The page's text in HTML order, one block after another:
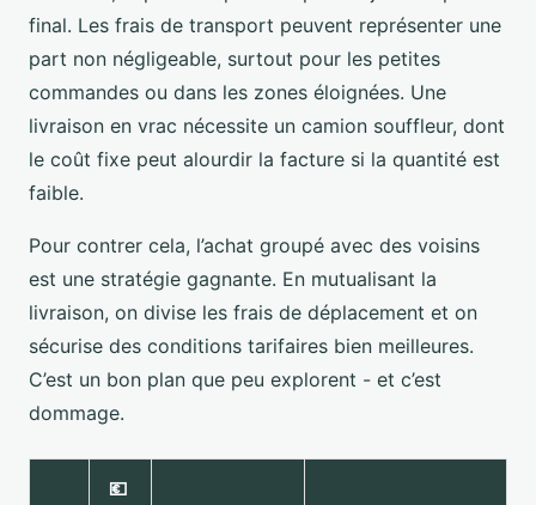
final. Les frais de transport peuvent représenter une
part non négligeable, surtout pour les petites
commandes ou dans les zones éloignées. Une
livraison en vrac nécessite un camion souffleur, dont
le coût fixe peut alourdir la facture si la quantité est
faible.
Pour contrer cela, l’achat groupé avec des voisins
est une stratégie gagnante. En mutualisant la
livraison, on divise les frais de déplacement et on
sécurise des conditions tarifaires bien meilleures.
C’est un bon plan que peu explorent - et c’est
dommage.
💶